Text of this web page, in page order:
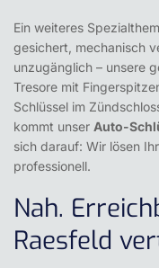
Ein weiteres
gesichert, mechanisch
unzugänglich – unsere
Tresore mit
Schlüssel im
kommt unser Auto-
sich darauf: Wir lösen
professionell.
Nah.
Raesfeld